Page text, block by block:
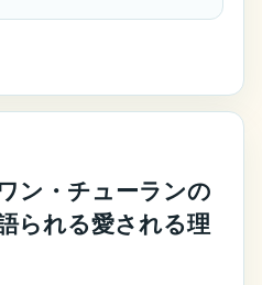
ン・チューランの
られる愛される理